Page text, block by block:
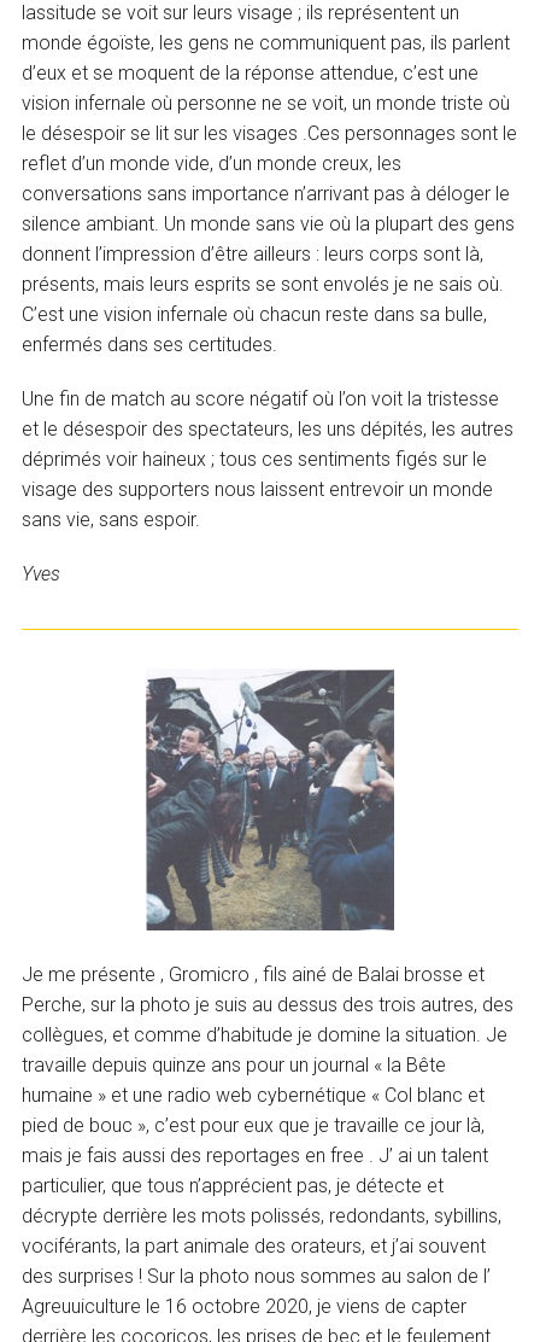
lassitude se voit sur leurs visage ; ils représentent un
monde égoïste, les gens ne communiquent pas, ils parlent
d’eux et se moquent de la réponse attendue, c’est une
vision infernale où personne ne se voit, un monde triste où
le désespoir se lit sur les visages .Ces personnages sont le
reflet d’un monde vide, d’un monde creux, les
conversations sans importance n’arrivant pas à déloger le
silence ambiant. Un monde sans vie où la plupart des gens
donnent l’impression d’être ailleurs : leurs corps sont là,
présents, mais leurs esprits se sont envolés je ne sais où.
C’est une vision infernale où chacun reste dans sa bulle,
enfermés dans ses certitudes.
Une fin de match au score négatif où l’on voit la tristesse
et le désespoir des spectateurs, les uns dépités, les autres
déprimés voir haineux ; tous ces sentiments figés sur le
visage des supporters nous laissent entrevoir un monde
sans vie, sans espoir.
Yves
Je me présente , Gromicro , fils ainé de Balai brosse et
Perche, sur la photo je suis au dessus des trois autres, des
collègues, et comme d’habitude je domine la situation. Je
travaille depuis quinze ans pour un journal « la Bête
humaine » et une radio web cybernétique « Col blanc et
pied de bouc », c’est pour eux que je travaille ce jour là,
mais je fais aussi des reportages en free . J’ ai un talent
particulier, que tous n’apprécient pas, je détecte et
décrypte derrière les mots polissés, redondants, sybillins,
vociférants, la part animale des orateurs, et j’ai souvent
des surprises ! Sur la photo nous sommes au salon de l’
Agreuuiculture le 16 octobre 2020, je viens de capter
derrière les cocoricos, les prises de bec et le feulement